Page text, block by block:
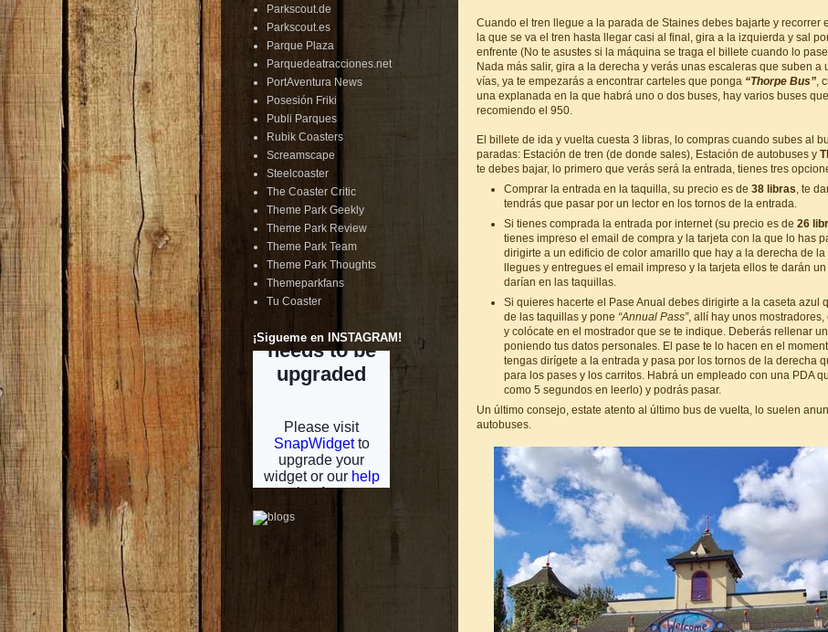
Cuando el tren llegue a la parada de Staines debes bajarte y recorrer
la que se va el tren hasta llegar casi al final, gira a la izquierda y sal
enfrente (No te asustes si la máquina se traga el billete cuando lo
Nada más salir, gira a la derecha y verás unas escaleras que suben a
vías, ya te empezarás a encontrar carteles que ponga “Thorpe Bus”,
una explanada en la que habrá uno o dos buses, hay varios buses
recomiendo el 950.
El billete de ida y vuelta cuesta 3 libras, lo compras cuando subes al
paradas: Estación de tren (de donde sales), Estación de autobuses y
te debes bajar, lo primero que verás será la entrada, tienes tres
Comprar la entrada en la taquilla, su precio es de 38 libras, te
tendrás que pasar por un lector en los tornos de la entrada.
Si tienes comprada la entrada por internet (su precio es de 26
tienes impreso el email de compra y la tarjeta con la que lo has
dirigirte a un edificio de color amarillo que hay a la derecha de
llegues y entregues el email impreso y la tarjeta ellos te darán
darían en las taquillas.
Si quieres hacerte el Pase Anual debes dirigirte a la caseta azul
de las taquillas y pone “Annual Pass”, allí hay unos
y colócate en el mostrador que se te indique. Deberás rellenar
poniendo tus datos personales. El pase te lo hacen en el
tengas dirígete a la entrada y pasa por los tornos de la derecha
para los pases y los carritos. Habrá un empleado con una PDA
como 5 segundos en leerlo) y podrás pasar.
Un último consejo, estate atento al último bus de vuelta, lo suelen
autobuses.
Parkscout.de
Parkscout.es
Parque Plaza
Parquedeatracciones.net
PortAventura News
Posesión Friki
Publi Parques
Rubik Coasters
Screamscape
Steelcoaster
The Coaster Critic
Theme Park Geekly
Theme Park Review
Theme Park Team
Theme Park Thoughts
Themeparkfans
Tu Coaster
¡Sigueme en INSTAGRAM!